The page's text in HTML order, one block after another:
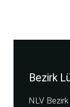
Bezirk
NLV